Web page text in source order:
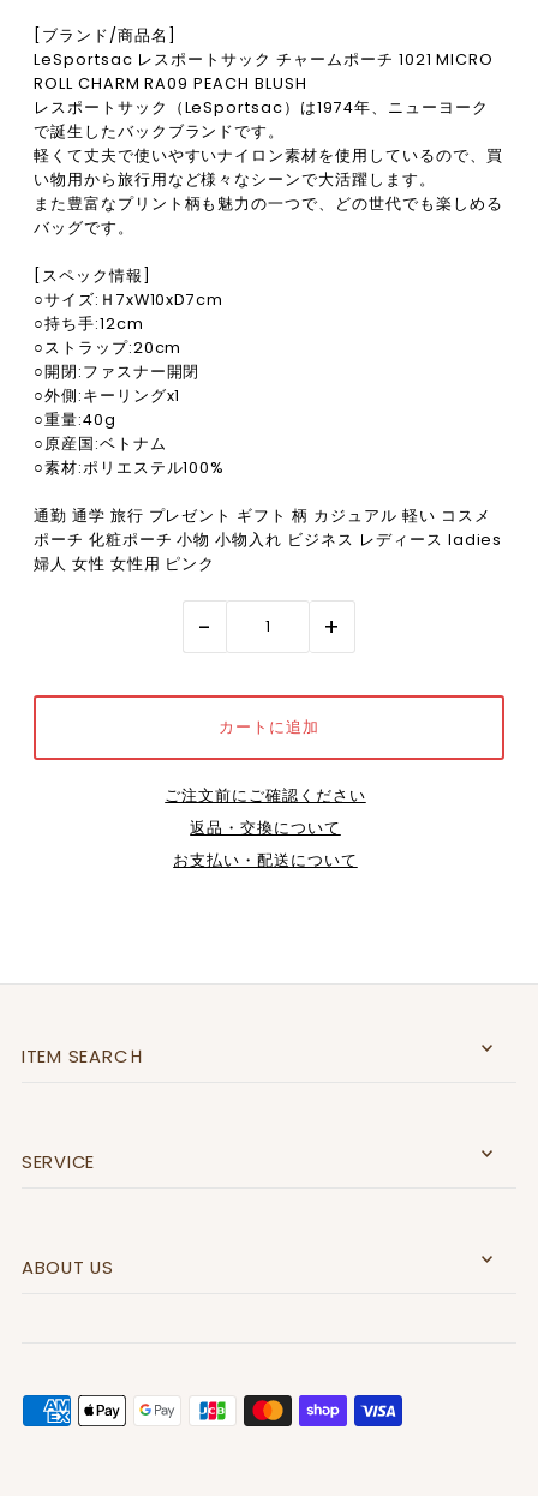
[ブランド/商品名]
LeSportsac レスポートサック チャームポーチ 1021 MICRO
ROLL CHARM RA09 PEACH BLUSH
レスポートサック（LeSportsac）は1974年、ニューヨーク
で誕生したバックブランドです。
軽くて丈夫で使いやすいナイロン素材を使用しているので、買
い物用から旅行用など様々なシーンで大活躍します。
また豊富なプリント柄も魅力の一つで、どの世代でも楽しめる
バッグです。
[スペック情報]
○サイズ:Ｈ7xW10xD7cm
○持ち手:12cm
○ストラップ:20cm
○開閉:ファスナー開閉
○外側:キーリングx1
○重量:40g
○原産国:ベトナム
○素材:ポリエステル100%
通勤 通学 旅行 プレゼント ギフト 柄 カジュアル 軽い コスメ
ポーチ 化粧ポーチ 小物 小物入れ ビジネス レディース ladies
婦人 女性 女性用 ピンク
- +
ご注文前にご確認ください
返品・交換について
お支払い・配送について
ITEM SEARCＨ
SERVICE
ABOUT US